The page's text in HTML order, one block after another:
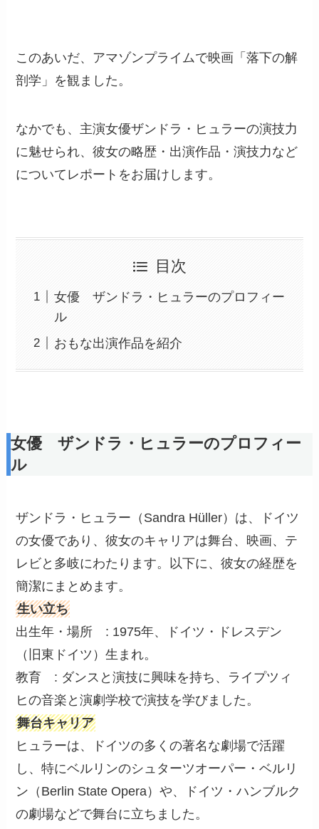
このあいだ、アマゾンプライムで映画「落下の解
剖学」を観ました。
なかでも、主演女優ザンドラ・ヒュラーの演技力
に魅せられ、彼女の略歴・出演作品・演技力など
についてレポートをお届けします。
目次
女優 ザンドラ・ヒュラーのプロフィー
ル
おもな出演作品を紹介
女優 ザンドラ・ヒュラーのプロフィー
ル
ザンドラ・ヒュラー（Sandra Hüller）は、ドイツ
の女優であり、彼女のキャリアは舞台、映画、テ
レビと多岐にわたります。以下に、彼女の経歴を
簡潔にまとめます。
生い立ち
出生年・場所 : 1975年、ドイツ・ドレスデン
（旧東ドイツ）生まれ。
教育 : ダンスと演技に興味を持ち、ライプツィ
ヒの音楽と演劇学校で演技を学びました。
舞台キャリア
ヒュラーは、ドイツの多くの著名な劇場で活躍
し、特にベルリンのシュターツオーパー・ベルリ
ン（Berlin State Opera）や、ドイツ・ハンブルク
の劇場などで舞台に立ちました。